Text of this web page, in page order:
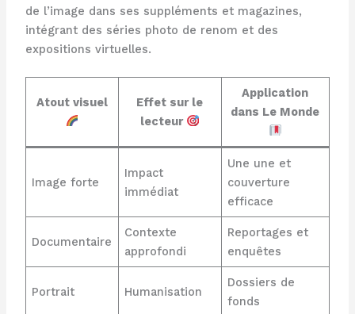
de l’image dans ses suppléments et magazines,
intégrant des séries photo de renom et des
expositions virtuelles.
Atout visuel
Effet sur le
lecteur
Application
dans Le Monde
Image forte
Impact
immédiat
Une une et
couverture
efficace
Documentaire
Contexte
approfondi
Reportages et
enquêtes
Portrait Humanisation
Dossiers de
fonds